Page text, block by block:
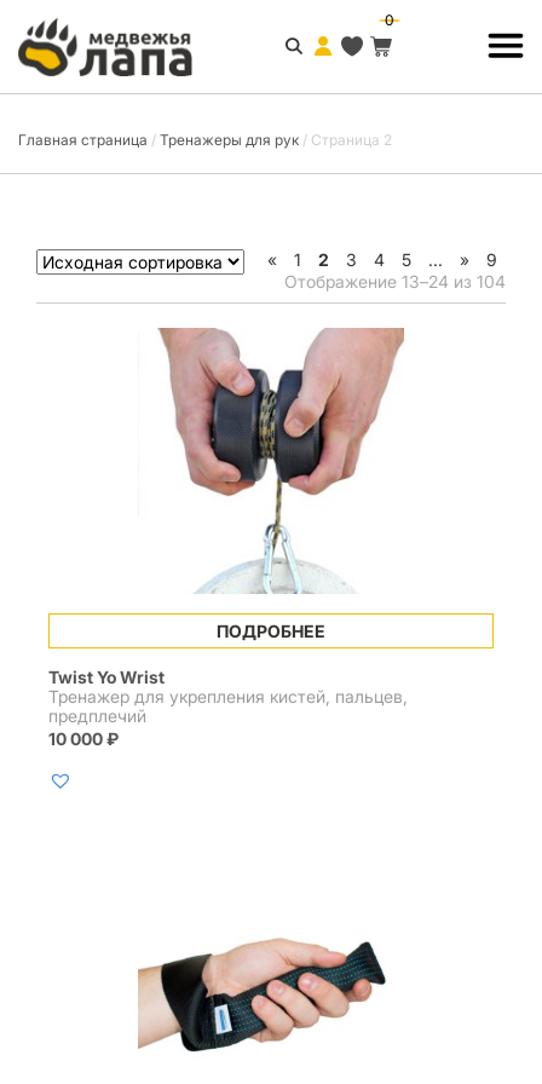
0
Главная страница / Тренажеры для рук / Страница 2
« 1 2 3 4 5 ... »
9
Отображение 13–24 из 104
ПОДРОБНЕЕ
Twist Yo Wrist
Тренажер для укрепления кистей, пальцев,
предплечий
10 000₽